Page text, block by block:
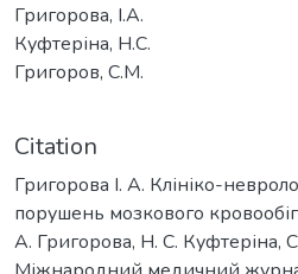
Григорова, І.А.
Куфтеріна, Н.С.
Григоров, С.М.
Citation
Григорова І. А. Клініко-
порушень мозкового
А. Григорова, Н. С. Куфтеріна,